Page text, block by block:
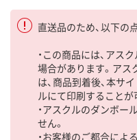
直送品のため、以下の
・この商品には、アス
場合があります。ア
は、商品到着後、本サ
ルにて印刷することが
・アスクルのダンボー
せん。
・お客様のご都合によ